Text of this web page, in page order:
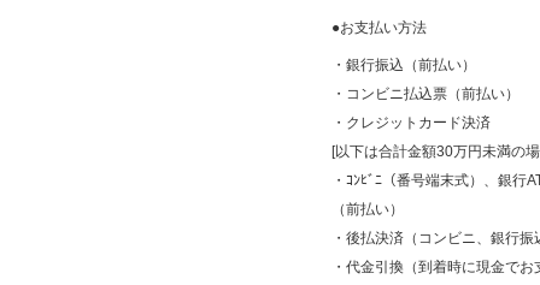
●お支払い方法
・銀行振込（前払い）
・コンビニ払込票（前払い）
・クレジットカード決済
[以下は合計金額30万円未満の
・ｺﾝﾋﾞﾆ（番号端末式）、銀行
（前払い）
・後払決済（コンビニ、銀行
・代金引換（到着時に現金でお